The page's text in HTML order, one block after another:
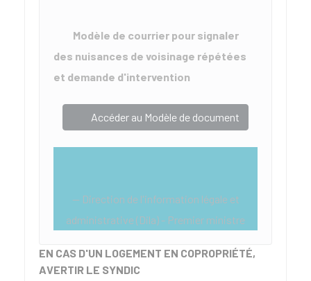
Modèle de courrier pour signaler
des nuisances de voisinage répétées
et demande d'intervention
Accéder au Modèle de document
Direction de l'information légale et
administrative (Dila) - Premier ministre
EN CAS D'UN LOGEMENT EN COPROPRIÉTÉ,
AVERTIR LE SYNDIC